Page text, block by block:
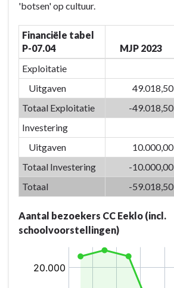
inzetten
van
kwaliteitsvolle
vrijetijdsvoorzieningen
creaties
versterken
identiteit
Eeklo
Actieplannen
breekt
'botsen' op cultuur.
Financiële tabel
P-07.04
MJP 2023
Exploitatie
Uitgaven
49.018,50
Totaal Exploitatie
-49.018,50
Investering
Uitgaven
10.000,00
Totaal Investering
-10.000,00
Totaal
-59.018,50
Aantal bezoekers CC Eeklo (incl.
schoolvoorstellingen)